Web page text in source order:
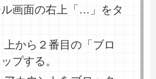
画面の右上「…」をタ
上から２番目の「ブロ
プする。